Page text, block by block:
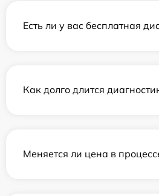
Есть ли у вас бесплатная
Как долго длится
Меняется ли цена в